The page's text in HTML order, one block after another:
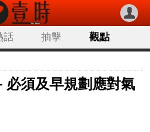
話 抽擊
觀點
必須及早規劃應對氣